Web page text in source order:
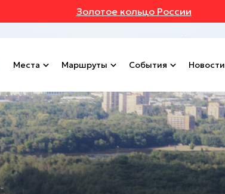
Золотое кольцо России
Места Маршруты События Новости